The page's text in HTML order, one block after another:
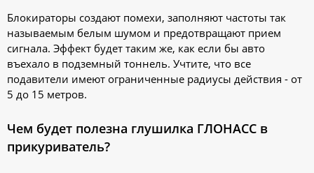
Блокираторы создают помехи, заполняют частоты так
называемым белым шумом и предотвращают прием
сигнала. Эффект будет таким же, как если бы авто
въехало в подземный тоннель. Учтите, что все
подавители имеют ограниченные радиусы действия - от
5 до 15 метров.
Чем будет полезна глушилка ГЛОНАСС в
прикуриватель?